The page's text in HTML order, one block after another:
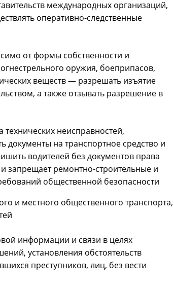
международных организаций,
оперативно-следственные
от формы собственности и
оружия, боеприпасов,
веществ — разрешать изъятие
а также отзывать разрешение в
технических неисправностей,
на транспортное средство и
водителей без документов права
запрещает ремонтно-строительные и
общественной безопасности
и местного общественного транспорта,
информации и связи в целях
установления обстоятельств
преступников, лиц, без вести